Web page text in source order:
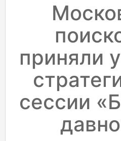
приняли
сессии